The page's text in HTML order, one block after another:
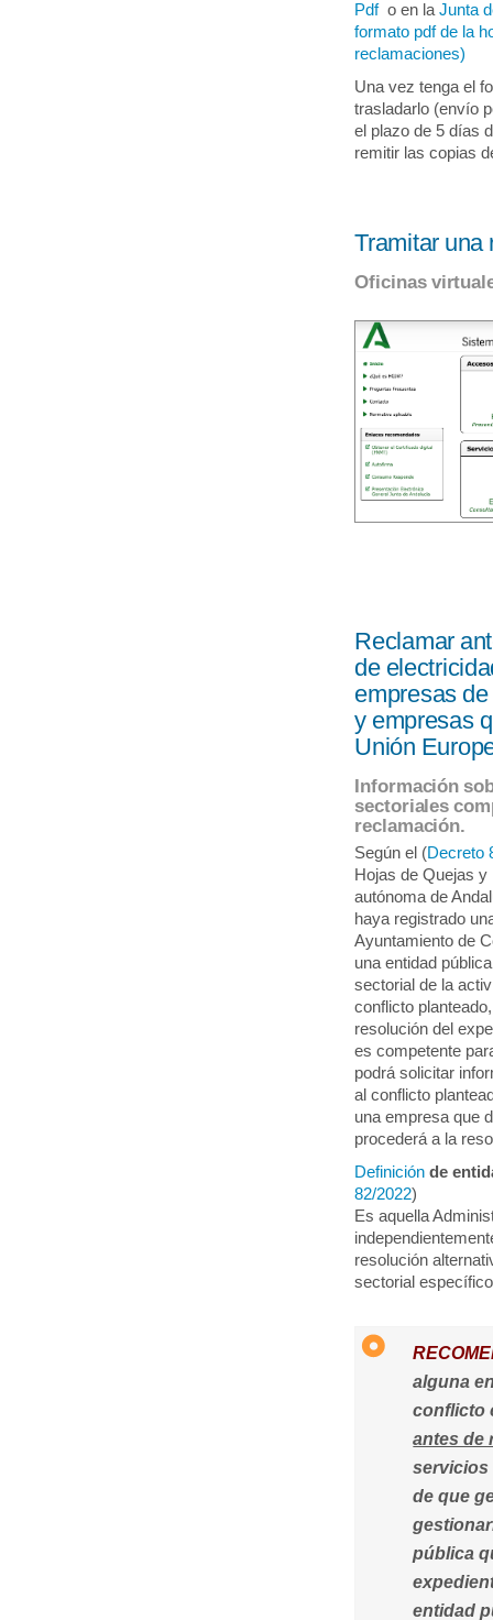
Pdfo en laJunta
formato pdf de la
reclamaciones)
Una vez tenga el
trasladarlo (envío
el plazo de 5 días
remitir las copias
Tramitar una
Oficinas
Reclamar
de
empresas
y empresas
Unión
Información
sectoriales
reclamación.
Según el (Decreto
Hojas de Quejas
autónoma de
haya registrado
Ayuntamiento de
una entidad
sectorial de la
conflicto
resolución del
es competente
podrá solicitar
al conflicto
una empresa que
procederá a la
Definición de
82/2022)
Es aquella
resolución
sectorial
alguna
conflicto
antes de
servicios
de que
pública
entidad